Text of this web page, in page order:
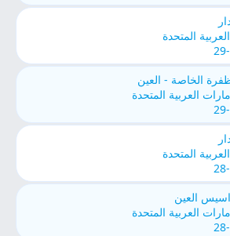
المتحدة
الخاصة - العين
العربية المتحدة
المتحدة
العين
العربية المتحدة